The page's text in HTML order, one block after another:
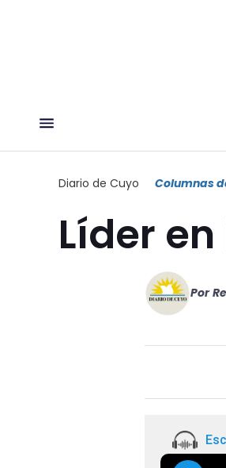
Diario de Cuyo Columnas
Líder
Por